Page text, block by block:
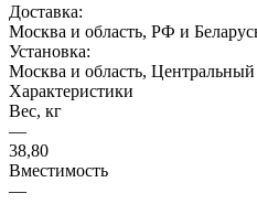
Доставка:
Москва и область, РФ и
Установка:
Москва и область, Центральный
Характеристики
Вес, кг
—
38,80
Вместимость
—